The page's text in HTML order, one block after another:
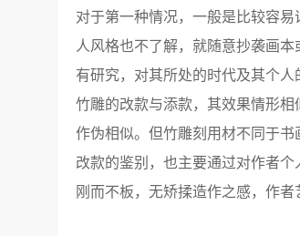
对于第一种情况，一般是比较容
人风格也不了解，就随意抄袭画
有研究，对其所处的时代及其个
竹雕的改款与添款，其效果情形
作伪相似。但竹雕刻用材不同于
改款的鉴别，也主要通过对作者
刚而不板，无矫揉造作之感，作者